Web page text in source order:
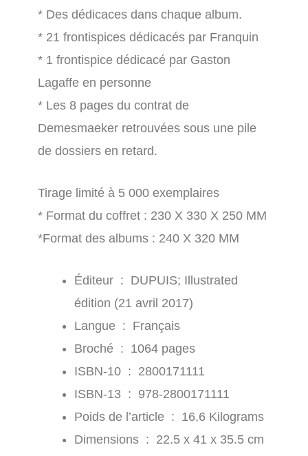
* Des dédicaces dans chaque album.
* 21 frontispices dédicacés par Franquin
* 1 frontispice dédicacé par Gaston
Lagaffe en personne
* Les 8 pages du contrat de
Demesmaeker retrouvées sous une pile
de dossiers en retard.
Tirage limité à 5 000 exemplaires
* Format du coffret : 230 X 330 X 250 MM
*Format des albums : 240 X 320 MM
Éditeur ‏ : ‎ DUPUIS; Illustrated
édition (21 avril 2017)
Langue ‏ : ‎ Français
Broché ‏ : ‎ 1064 pages
ISBN-10 ‏ : ‎ 2800171111
ISBN-13 ‏ : ‎ 978-2800171111
Poids de l’article ‏ : ‎ 16,6 Kilograms
Dimensions ‏ : ‎ 22.5 x 41 x 35.5 cm